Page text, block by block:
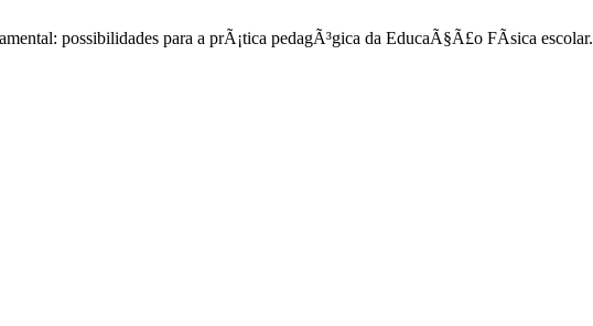
possibilidades para a prÃ¡tica pedagÃ³gica da EducaÃ§Ã£o FÃ­sica escolar.